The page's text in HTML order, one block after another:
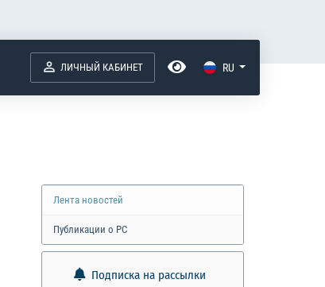
ЛИЧНЫЙ КАБИНЕТ RU
Лента новостей
Публикации о РС
Подписка на рассылки